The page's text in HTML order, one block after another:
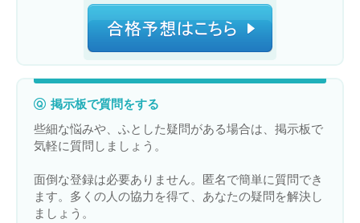
掲示板で質問をする
些細な悩みや、ふとした疑問がある場合は、掲示板で
気軽に質問しましょう。
面倒な登録は必要ありません。匿名で簡単に質問でき
ます。多くの人の協力を得て、あなたの疑問を解決し
ましょう。